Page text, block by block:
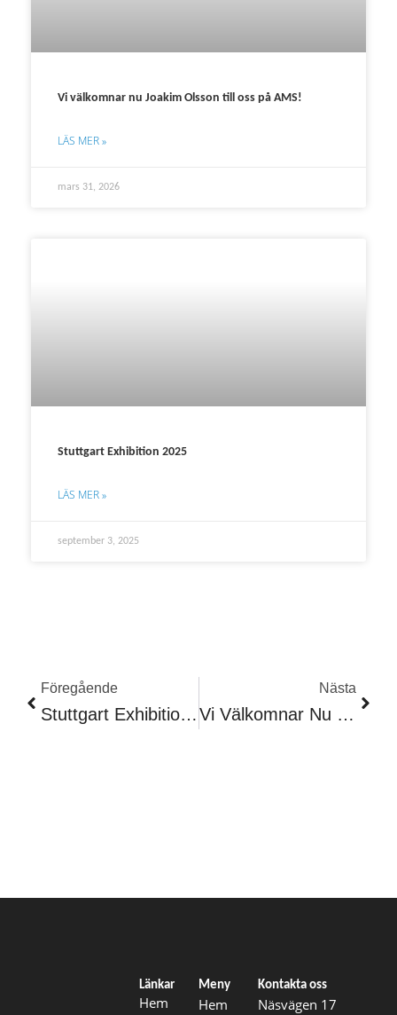
Vi välkomnar nu Joakim Olsson till oss på AMS!
LÄS MER »
mars 31, 2026
Stuttgart Exhibition 2025
LÄS MER »
september 3, 2025
Föregående
Stuttgart Exhibition 2025
Nästa
Vi Välkomnar Nu Joakim Olsson Till Oss På AMS!
Meny
Hem
Länkar
Hem
Kontakta oss
Näsvägen 17